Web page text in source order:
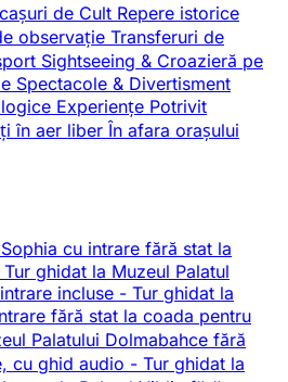
de Cult Repere istorice
observație Transferuri de
Sightseeing & Croazieră pe
Spectacole & Divertisment
Experiențe Potrivit
în aer liberÎn afara orașului
cu intrare fără stat la
Tur ghidat la Muzeul Palatul
incluse - Tur ghidat la
fără stat la coada pentru
Palatului Dolmabahce fără
cu ghid audio - Tur ghidat la